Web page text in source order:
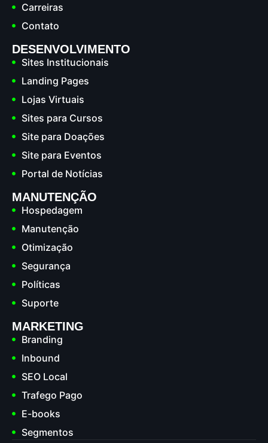
Carreiras
Contato
DESENVOLVIMENTO
Sites Institucionais
Landing Pages
Lojas Virtuais
Sites para Cursos
Site para Doações
Site para Eventos
Portal de Notícias
MANUTENÇÃO
Hospedagem
Manutenção
Otimização
Segurança
Políticas
Suporte
MARKETING
Branding
Inbound
SEO Local
Trafego Pago
E-books
Segmentos